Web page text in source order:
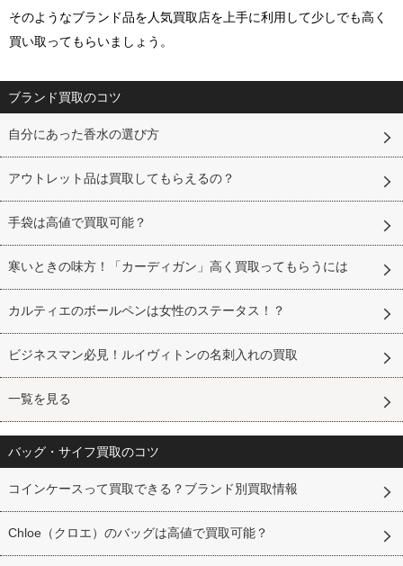
そのようなブランド品を人気買取店を上手に利用して少しでも高く
買い取ってもらいましょう。
ブランド買取のコツ
自分にあった香水の選び方
アウトレット品は買取してもらえるの？
手袋は高値で買取可能？
寒いときの味方！「カーディガン」高く買取ってもらうには
カルティエのボールペンは女性のステータス！？
ビジネスマン必見！ルイヴィトンの名刺入れの買取
一覧を見る
バッグ・サイフ買取のコツ
コインケースって買取できる？ブランド別買取情報
Chloe（クロエ）のバッグは高値で買取可能？